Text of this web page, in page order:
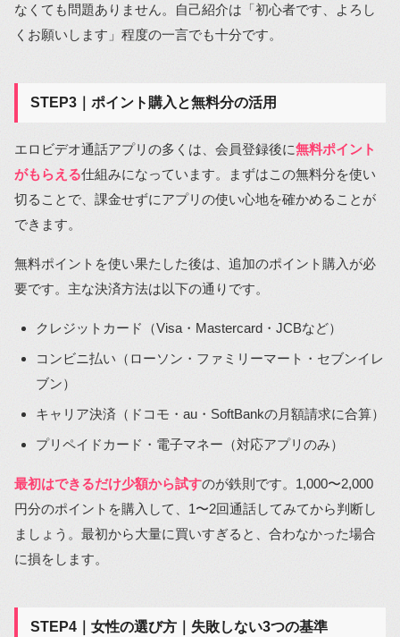
なくても問題ありません。自己紹介は「初心者です、よろし
くお願いします」程度の一言でも十分です。
STEP3｜ポイント購入と無料分の活用
エロビデオ通話アプリの多くは、会員登録後に無料ポイント
がもらえる仕組みになっています。まずはこの無料分を使い
切ることで、課金せずにアプリの使い心地を確かめることが
できます。
無料ポイントを使い果たした後は、追加のポイント購入が必
要です。主な決済方法は以下の通りです。
クレジットカード（Visa・Mastercard・JCBなど）
コンビニ払い（ローソン・ファミリーマート・セブンイレ
ブン）
キャリア決済（ドコモ・au・SoftBankの月額請求に合算）
プリペイドカード・電子マネー（対応アプリのみ）
最初はできるだけ少額から試すのが鉄則です。1,000〜2,000
円分のポイントを購入して、1〜2回通話してみてから判断し
ましょう。最初から大量に買いすぎると、合わなかった場合
に損をします。
STEP4｜女性の選び方｜失敗しない3つの基準